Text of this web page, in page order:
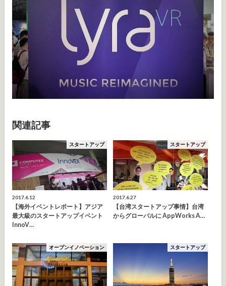
関連記事
スタートアップ
2017.6.12
【海外イベントレポート】アジア
最大級のスタートアップイベント
InnoV…
スタートアップ
2017.6.27
【台湾スタートアップ事情】台湾
からグローバルに AppWorks A…
オープンイノベーション スタートアップ